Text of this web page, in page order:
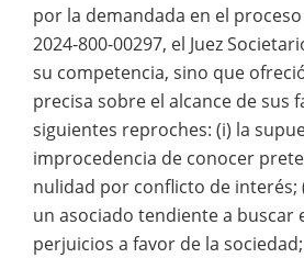
por la demandada en el
2024-800-00297, el Juez
su competencia, sino que
precisa sobre el alcance de sus
siguientes reproches: (i) la
improcedencia de conocer
nulidad por conflicto de interés;
un asociado tendiente a buscar
perjuicios a favor de la